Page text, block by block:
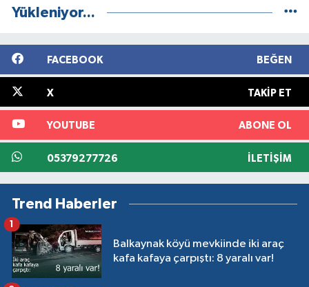
Yükleniyor...
FACEBOOK BEĞEN
X TAKIP ET
YOUTUBE ABONE OL
05379277726 İLETIŞIM
Trend Haberler
Balkaynak köyü mevkiinde iki araç
kafa kafaya çarpıştı: 8 yaralı var!
1